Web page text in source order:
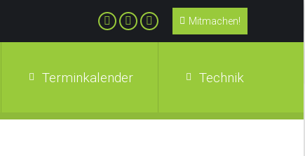
Mitmachen!
Terminkalender Technik